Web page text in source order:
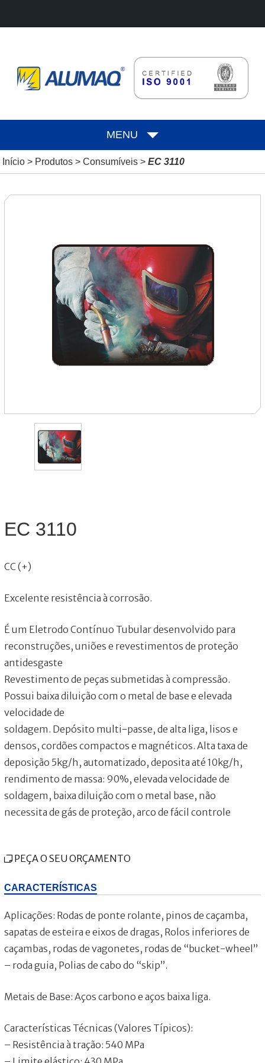
MENU
Início> Produtos> Consumíveis> EC 3110
EC 3110
CC (+)
Excelente resistência à corrosão.
É um Eletrodo Contínuo Tubular desenvolvido para
reconstruções, uniões e revestimentos de proteção
antidesgaste
Revestimento de peças submetidas à compressão.
Possui baixa diluição com o metal de base e elevada
velocidade de
soldagem. Depósito multi-passe, de alta liga, lisos e
densos, cordões compactos e magnéticos. Alta taxa de
deposição 5kg/h, automatizado, deposita até 10kg/h,
rendimento de massa: 90%, elevada velocidade de
soldagem, baixa diluição com o metal base, não
necessita de gás de proteção, arco de fácil controle
PEÇA O SEU ORÇAMENTO
CARACTERÍSTICAS
Aplicações: Rodas de ponte rolante, pinos de caçamba,
sapatas de esteira e eixos de dragas, Rolos inferiores de
caçambas, rodas de vagonetes, rodas de “bucket-wheel”
– roda guia, Polias de cabo do “skip”.
Metais de Base: Aços carbono e aços baixa liga.
Características Técnicas (Valores Típicos):
– Resistência à tração: 540 MPa